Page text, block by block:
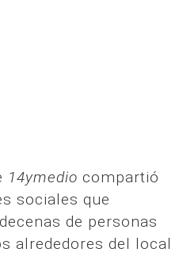
14ymedio compartió
sociales que
de personas
alrededores del local